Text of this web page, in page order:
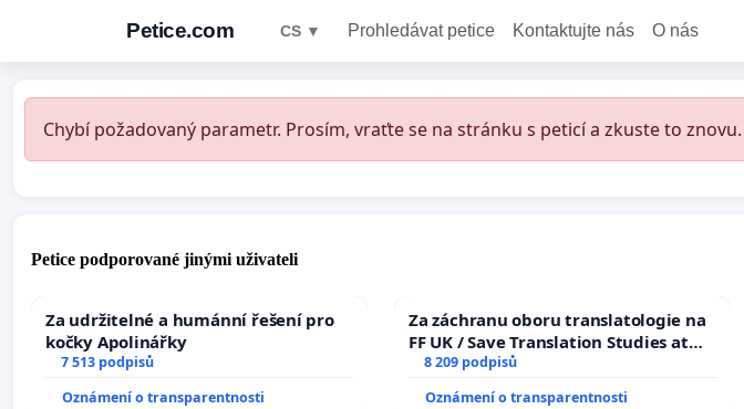
Petice.com CS ▼ Prohledávat petice Kontaktujte nás O nás
Chybí požadovaný parametr. Prosím, vraťte se na stránku s peticí a zkuste to znovu.
Petice podporované jinými uživateli
Za udržitelné a humánní řešení pro
kočky Apolinářky
7 513 podpisů
Oznámení o transparentnosti
Za záchranu oboru translatologie na
FF UK / Save Translation Studies at
the Faculty of Arts, Charles
University
8 209 podpisů
Oznámení o transparentnosti